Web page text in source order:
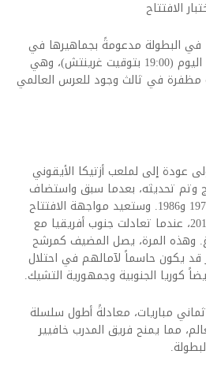
الافتتاح
البطولة مدعومةً بجماهيرها في
مواجهة جنوب أفريقيا مساء اليوم (19:00 بتوقيت غرينتش)، وهي
مظفرة في ثالث وجود للعرس العالمي
عودة إلى لملعب أزتيكا الأيقوني
80 ألف متفرج وتم تحديثه، بعدما سبق واستضاف
مباريات في نسختَي عامَي 1970 و1986. وستعيد مواجهة الافتتاح
إحياء ذكريات مباراة بطولة 2010، عندما تعادلت جنوب أفريقيا مع
وهذه المرة، يصل المضيف كمرشح
قد يكون حاسماً لآمالهم في احتلال
كوريا الجنوبية وجمهورية التشيك.
مباريات، معادلةً أطول سلسلة
مما يمنح فريق المدرب خافيير